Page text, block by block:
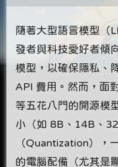
隨著大型語言模型（
發者與科技愛好者傾
模型，以確保隱私、
API 費用。然而，面
等五花八門的開源模
小（如 8B、14B、
（Quantization），
的電腦配備（尤其是